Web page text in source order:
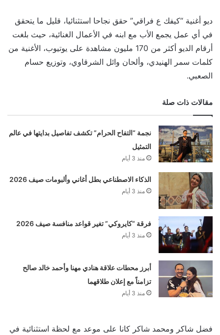
ديو أغنية “كيفك ع فراقي” حقق نجاحا استثنائيا، قليل ما يتحقق
في أي عمل يجمع الأب مع ابنه في الأعمال الغنائية، حيث بلغت
أرقام الديو أكثر من 170 مليون مشاهدة على يوتيوب، الأغنية من
كلمات سمر الهنيدي، وألحان وائل الشرقاوي، وتوزيع حسام
الصعبي.
مقالات ذات صلة
نجمة “التفاح الحرام” تكشف تفاصيل بدايتها في عالم
التمثيل
منذ 3 أيام
الذكاء الاصطناعي بطل أغاني وألبومات صيف 2026
منذ 3 أيام
فرقة “كايروكي” تغير قواعد منافسة صيف 2026
منذ 3 أيام
أبرز محطات علاقة هنادي مهنا وأحمد خالد صالح
تزامناً مع إعلان طلاقهما
منذ 3 أيام
فضل شاكر ومحمد شاكر كانا على موعد مع لحظة استثنائية في